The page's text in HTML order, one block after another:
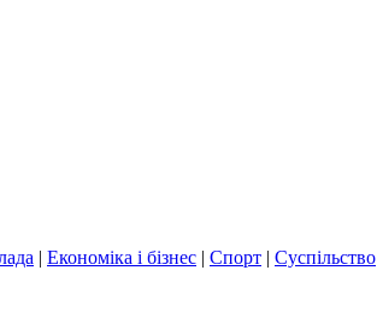
| Економіка і бізнес | Спорт | Суспільство